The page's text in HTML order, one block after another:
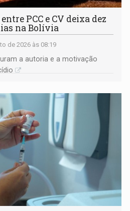
PCC e CV deixa dez
na Bolívia
de 2026 às 08:19
a autoria e a motivação